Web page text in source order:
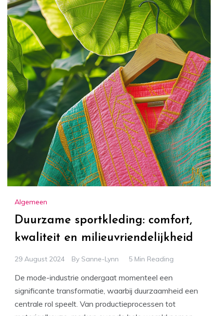
Algemeen
Duurzame sportkleding: comfort,
kwaliteit en milieuvriendelijkheid
29 August 2024 By Sanne-Lynn 5 Min Reading
De mode-industrie ondergaat momenteel een
significante transformatie, waarbij duurzaamheid een
centrale rol speelt. Van productieprocessen tot